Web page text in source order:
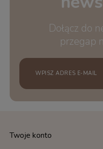
Dołącz do
przegap
Twoje konto